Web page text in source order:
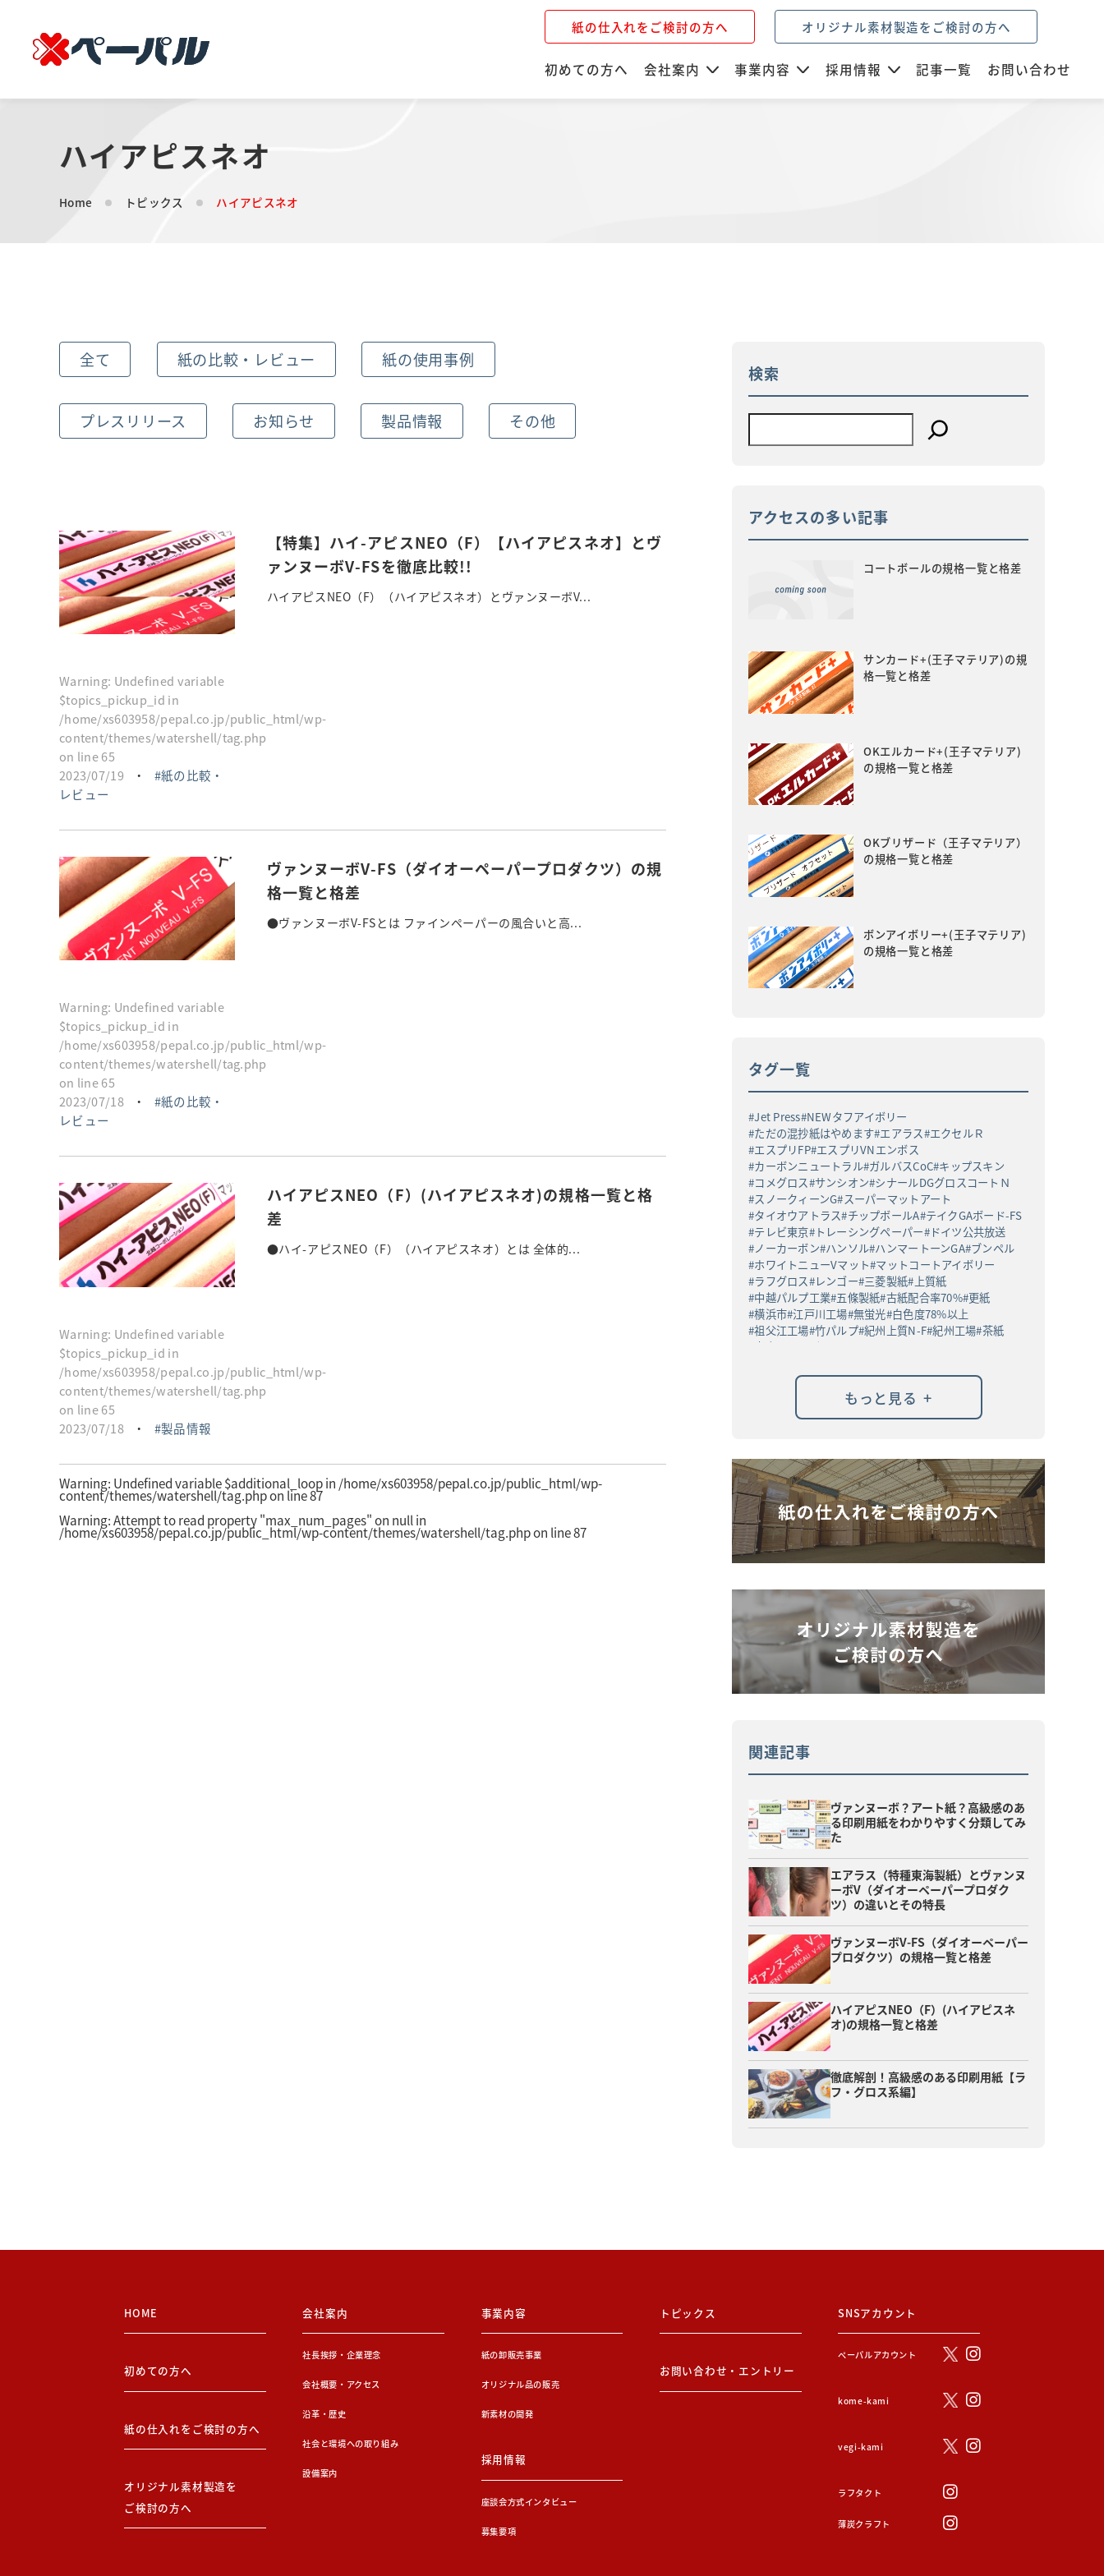
紙の仕入れをご検討の方へ オリジナル素材製造をご検討の方へ
初めての方へ 会社案内 事業内容 採用情報 記事一覧 お問い合わせ
ハイアピスネオ
Home トピックス ハイアピスネオ
全て 紙の比較・レビュー 紙の使用事例
プレスリリース お知らせ 製品情報 その他
Warning: Undefined variable
$topics_pickup_id in
/home/xs603958/pepal.co.jp/public_html/wp-
content/themes/watershell/tag.php
on line65
2023/07/19
・
紙の比較・
レビュー
【特集】ハイ-アピスNEO（F）【ハイアピスネオ】とヴ
ァンヌーボV-FSを徹底比較!!
ハイアピスNEO（F）（ハイアピスネオ）とヴァンヌーボV...
Warning: Undefined variable
$topics_pickup_id in
/home/xs603958/pepal.co.jp/public_html/wp-
content/themes/watershell/tag.php
on line65
2023/07/18
・
紙の比較・
レビュー
ヴァンヌーボV-FS（ダイオーペーパープロダクツ）の規
格一覧と格差
●ヴァンヌーボV-FSとは ファインペーパーの風合いと高...
Warning: Undefined variable
$topics_pickup_id in
/home/xs603958/pepal.co.jp/public_html/wp-
content/themes/watershell/tag.php
on line65
2023/07/18
・ 製品情報
ハイアピスNEO（F）(ハイアピスネオ)の規格一覧と格
差
●ハイ-アピスNEO（F）（ハイアピスネオ）とは 全体的...
Warning: Undefined variable $additional_loop in /home/xs603958/pepal.co.jp/public_html/wp-
content/themes/watershell/tag.phpon line87
Warning: Attempt to read property "max_num_pages" on null in
/home/xs603958/pepal.co.jp/public_html/wp-content/themes/watershell/tag.phpon line87
検索
アクセスの多い記事
コートボールの規格一覧と格差
サンカード+(王子マテリア)の規
格一覧と格差
OKエルカード+(王子マテリア)
の規格一覧と格差
OKブリザード（王子マテリア）
の規格一覧と格差
ボンアイボリー+(王子マテリア)
の規格一覧と格差
タグ一覧
Jet Press NEWタフアイボリー
ただの混抄紙はやめます エアラス エクセルＲ
エスプリFP エスプリVNエンボス
カーボンニュートラル ガルバスCoC キップスキン
コメグロス サンシオン シナールDGグロスコートＮ
スノークィーンG スーパーマットアート
タイオウアトラス チップボールA テイクGAボード-FS
テレビ東京 トレーシングペーパー ドイツ公共放送
ノーカーボン ハンソル ハンマートーンGA ブンペル
ホワイトニューVマット マットコートアイボリー
ラフグロス レンゴー 三菱製紙
上質紙
中越パルプ工業 五條製紙 古紙配合率70% 更紙
横浜市 江戸川工場 無蛍光 白色度78%以上
祖父江工場 竹パルプ 紀州上質N-F 紀州工場 茶紙
高白ラフバガス
もっと見る +
関連記事
ヴァンヌーボ？アート紙？高級感のあ
る印刷用紙をわかりやすく分類してみ
た
エアラス（特種東海製紙）とヴァンヌ
ーボV（ダイオーペーパープロダク
ツ）の違いとその特長
ヴァンヌーボV-FS（ダイオーペーパー
プロダクツ）の規格一覧と格差
ハイアピスNEO（F）(ハイアピスネ
オ)の規格一覧と格差
徹底解剖！高級感のある印刷用紙【ラ
フ・グロス系編】
HOME
初めての方へ
紙の仕入れをご検討の方へ
オリジナル素材製造を
ご検討の方へ
会社案内
社長挨拶・企業理念
会社概要・アクセス
沿革・歴史
社会と環境への取り組み
設備案内
事業内容
紙の卸販売事業
オリジナル品の販売
新素材の開発
採用情報
座談会方式インタビュー
募集要項
トピックス
お問い合わせ・エントリー
SNSアカウント
ぺーパルアカウント
kome-kami
vegi-kami
ラフタクト
薄炭クラフト